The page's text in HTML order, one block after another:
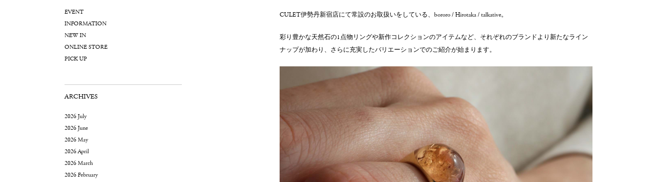
CULET伊勢丹新宿店にて常設のお取扱いをしている、bororo / Hirotaka / talkative。
彩り豊かな天然石の1点物リングや新作コレクションのアイテムなど、それぞれのブランドより新たなライン
ナップが加わり、さらに充実したバリエーションでのご紹介が始まります。
EVENT
INFORMATION
NEW IN
ONLINE STORE
PICK UP
ARCHIVES
2026 July
2026 June
2026 May
2026 April
2026 March
2026 February